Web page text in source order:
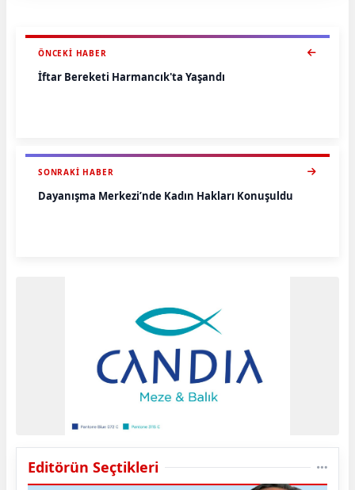
ÖNCEKI HABER
İftar Bereketi Harmancık'ta Yaşandı
SONRAKI HABER
Dayanışma Merkezi’nde Kadın Hakları Konuşuldu
Editörün Seçtikleri